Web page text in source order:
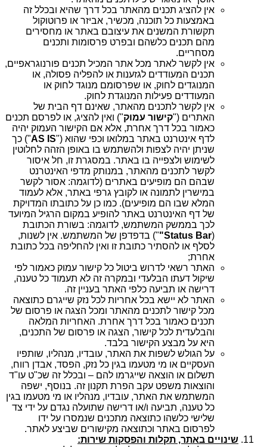
אין להציג תכנים מהאתר בכל דרך שהיא ובכלל זה
באמצעות כל תוכנה, מכשיר, אביזר או פרוטוקול
תקשורת המשנים את עיצובם באתר או מחסירים
מהם תכנים כלשהם ובפרט פרסומות ותכנים
מסחריים.
אין לקשר לאתר מכל אתר המכיל תכנים פורנוגראפיים,
תכנים המעודדים לגזענות או להפליה פסולה, או
המנוגדים לחוק, או שפרסומם מנוגד לחוק או
המעודדים פעילות המנוגדת לחוק.
אין לקשר לתכנים מהאתר, שאינם דף הבית של
האתרים ("קישור עמוק") ואין להציג, או לפרסם תכנים
כאמור בכל דרך אחרת, אלא אם הקישור העמוק יהיה
לדף אינטרנט באתר במלואו וכפי שהוא ("AS IS") כך
שניתן יהיה לצפות ולהשתמש בו באופן הזהה לחלוטין
לשימוש ולצפייה בו באתר. במסגרת זו, חל איסור
לקשר לתכנים מהאתר, במנותק מדפי האינטרנט
שבהם הם מופיעים באתרים (לדוגמה: אסור לקשר
במישרין לתמונה או לקובץ גרפי באתר, אלא לעמוד
המלא שבו הם מופיעים). כמו כן על כתובתו המדויקת
של דף האינטרנט באתר להופיע במקום הרגיל המיועד
לכך בממשק המשתמש, לדוגמה: בשורת הכתובת
(
Status Bar" ") בדפדפן של המשתמש. אין לשנות,
לסלף או להסתיר כתובת זו ואין להחליפה בכל כתובת
אחרת;
האתר רשאי לדרוש ביטול כל קישור עמוק כאמור לפי
שיקול דעתו הבלעדי ובמקרה זה לא תעמוד כל טענה,
דרישה או תביעה כלפי האתר בעניין זה.
האתר לא יישא בכל אחריות לכל נזק שייגרם כתוצאה
מכל קישור לתכנים מהאתר ומכל הצגה או פרסום של
תכנים כאמור בכל דרך אחרת. האחריות המלאה
והבלעדית לכל קישור, הצגה או פרסום של התכנים,
היא על מבצע הקישור בלבד.
על הגולש לשפות את האתר, עובדיו, מנהליו, שותפיו
העסקיים או מי מטעמו בגין כל נזק, הפסד, אבדן רווח,
תשלום או הוצאה שייגרמו להם – ובכלל זה שכ"ט עו"ד
והוצאות משפט עקב הפרת תקנון זה. בנוסף, ישפה
המשתמש את האתר, עובדיו, מנהליו או מי מטעמו בגין
כל טענה, תביעה ו/או דרישה שתועלה נגדם על ידי צד
שלישי כלשהו כתוצאה מתכנים שנמסרו על ידו
לפרסום באתר וכתוצאה מקישורים שביצע לאתר.
שינויים באתר, תקלות והפסקות שירות: